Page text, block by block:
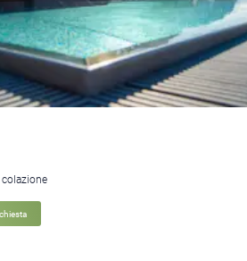
colazione